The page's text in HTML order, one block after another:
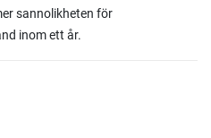
sannolikheten för
inom ett år.